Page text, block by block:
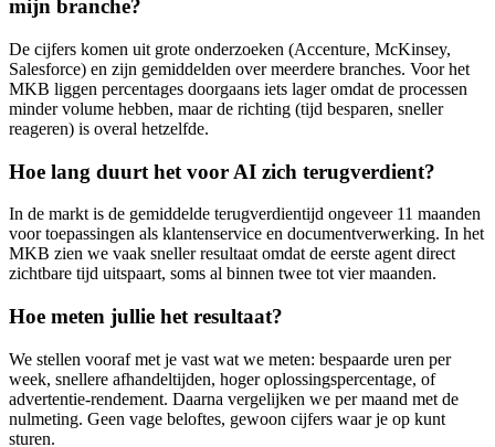
mijn branche?
De cijfers komen uit grote onderzoeken (Accenture, McKinsey,
Salesforce) en zijn gemiddelden over meerdere branches. Voor het
MKB liggen percentages doorgaans iets lager omdat de processen
minder volume hebben, maar de richting (tijd besparen, sneller
reageren) is overal hetzelfde.
Hoe lang duurt het voor AI zich terugverdient?
In de markt is de gemiddelde terugverdientijd ongeveer 11 maanden
voor toepassingen als klantenservice en documentverwerking. In het
MKB zien we vaak sneller resultaat omdat de eerste agent direct
zichtbare tijd uitspaart, soms al binnen twee tot vier maanden.
Hoe meten jullie het resultaat?
We stellen vooraf met je vast wat we meten: bespaarde uren per
week, snellere afhandeltijden, hoger oplossingspercentage, of
advertentie-rendement. Daarna vergelijken we per maand met de
nulmeting. Geen vage beloftes, gewoon cijfers waar je op kunt
sturen.